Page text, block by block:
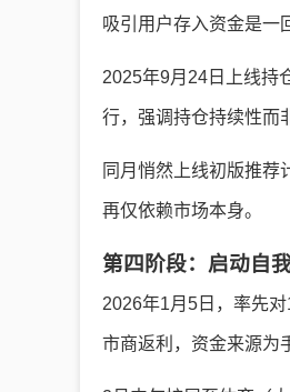
吸引用户存入资金是一
2025年9月24日上线持
行，强调持仓持续性而
同月悄然上线初版推
再仅依赖市场本身。
第四阶段：启动自
2026年1月5日，率先
市商返利，资金来源为